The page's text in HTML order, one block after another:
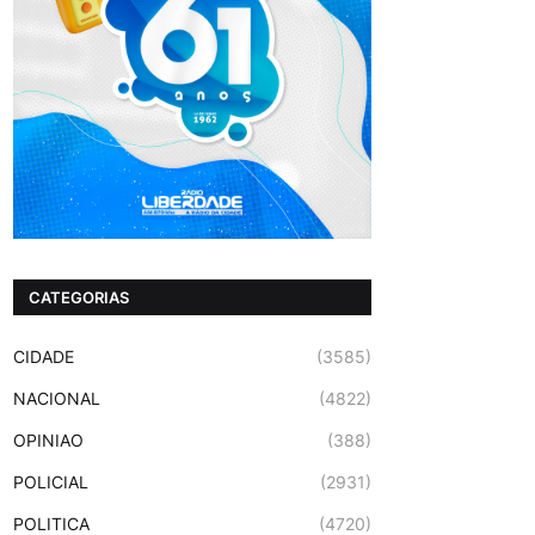
CATEGORIAS
CIDADE (3585)
NACIONAL (4822)
OPINIAO (388)
POLICIAL (2931)
POLITICA (4720)